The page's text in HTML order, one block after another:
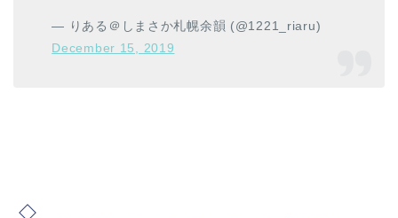
— りある＠しまさか札幌余韻 (@1221_riaru)
December 15, 2019